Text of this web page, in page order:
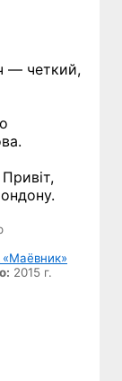
— четкий,
«Маёвник»
2015 г.